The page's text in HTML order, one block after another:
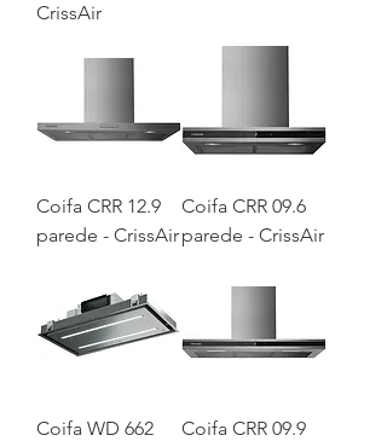
CrissAir
Coifa CRR 12.9
parede - CrissAir
Coifa CRR 09.6
parede - CrissAir
Coifa WD 662
Coifa CRR 09.9